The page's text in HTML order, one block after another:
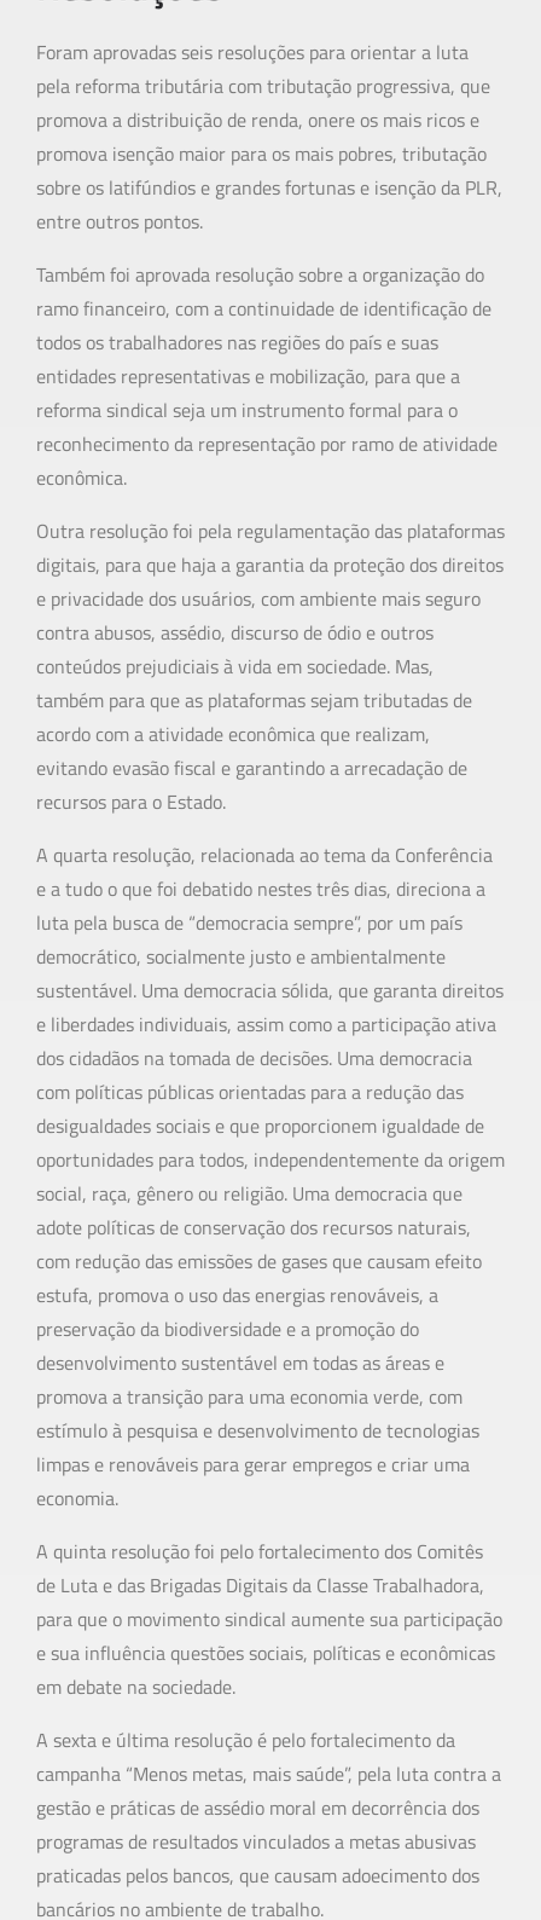
Foram aprovadas seis resoluções para orientar a luta
pela reforma tributária com tributação progressiva, que
promova a distribuição de renda, onere os mais ricos e
promova isenção maior para os mais pobres, tributação
sobre os latifúndios e grandes fortunas e isenção da PLR,
entre outros pontos.
Também foi aprovada resolução sobre a organização do
ramo financeiro, com a continuidade de identificação de
todos os trabalhadores nas regiões do país e suas
entidades representativas e mobilização, para que a
reforma sindical seja um instrumento formal para o
reconhecimento da representação por ramo de atividade
econômica.
Outra resolução foi pela regulamentação das plataformas
digitais, para que haja a garantia da proteção dos direitos
e privacidade dos usuários, com ambiente mais seguro
contra abusos, assédio, discurso de ódio e outros
conteúdos prejudiciais à vida em sociedade. Mas,
também para que as plataformas sejam tributadas de
acordo com a atividade econômica que realizam,
evitando evasão fiscal e garantindo a arrecadação de
recursos para o Estado.
A quarta resolução, relacionada ao tema da Conferência
e a tudo o que foi debatido nestes três dias, direciona a
luta pela busca de “democracia sempre”, por um país
democrático, socialmente justo e ambientalmente
sustentável. Uma democracia sólida, que garanta direitos
e liberdades individuais, assim como a participação ativa
dos cidadãos na tomada de decisões. Uma democracia
com políticas públicas orientadas para a redução das
desigualdades sociais e que proporcionem igualdade de
oportunidades para todos, independentemente da origem
social, raça, gênero ou religião. Uma democracia que
adote políticas de conservação dos recursos naturais,
com redução das emissões de gases que causam efeito
estufa, promova o uso das energias renováveis, a
preservação da biodiversidade e a promoção do
desenvolvimento sustentável em todas as áreas e
promova a transição para uma economia verde, com
estímulo à pesquisa e desenvolvimento de tecnologias
limpas e renováveis para gerar empregos e criar uma
economia.
A quinta resolução foi pelo fortalecimento dos Comitês
de Luta e das Brigadas Digitais da Classe Trabalhadora,
para que o movimento sindical aumente sua participação
e sua influência questões sociais, políticas e econômicas
em debate na sociedade.
A sexta e última resolução é pelo fortalecimento da
campanha “Menos metas, mais saúde”, pela luta contra a
gestão e práticas de assédio moral em decorrência dos
programas de resultados vinculados a metas abusivas
praticadas pelos bancos, que causam adoecimento dos
bancários no ambiente de trabalho.